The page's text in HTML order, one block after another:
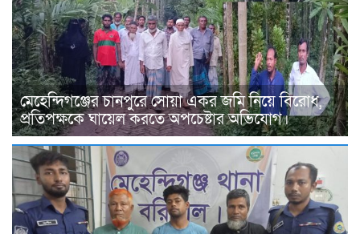
মেহেন্দিগঞ্জের চানপুরে সোয়া একর জমি নিয়ে বিরোধ,
প্রতিপক্ষকে ঘায়েল করতে অপচেষ্টার অভিযোগ।